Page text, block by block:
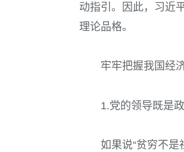
动指引。因此，习近
理论品格。
牢牢把握我国经
1.党的领导既是
如果说“贫穷不